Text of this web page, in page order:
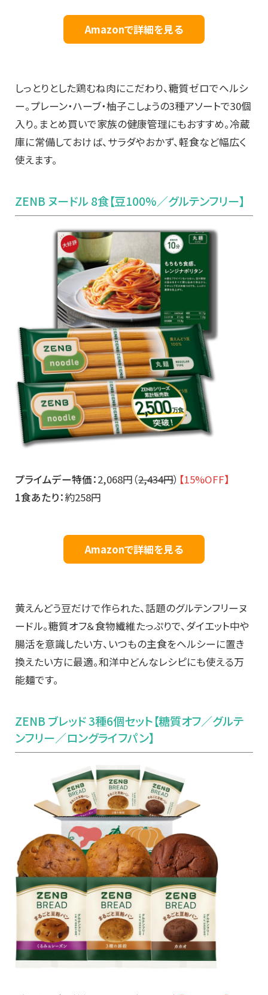
Amazonで詳細を見る
しっとりとした鶏むね肉にこだわり、糖質ゼロでヘルシ
ー。プレーン・ハーブ・柚子こしょうの3種アソートで30個
入り。まとめ買いで家族の健康管理にもおすすめ。冷蔵
庫に常備しておけば、サラダやおかず、軽食など幅広く
使えます。
ZENB ヌードル 8食【豆100%／グルテンフリー】
プライムデー特価：2,068円（2,434円） 【15%OFF】
1食あたり：約258円
Amazonで詳細を見る
黄えんどう豆だけで作られた、話題のグルテンフリーヌ
ードル。糖質オフ＆食物繊維たっぷりで、ダイエット中や
腸活を意識したい方、いつもの主食をヘルシーに置き
換えたい方に最適。和洋中どんなレシピにも使える万
能麺です。
ZENB ブレッド 3種6個セット【糖質オフ／グルテ
ンフリー／ロングライフパン】